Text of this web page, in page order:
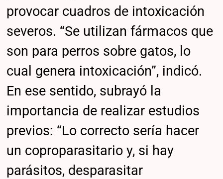
provocar cuadros de intoxicación
severos. “Se utilizan fármacos que
son para perros sobre gatos, lo
cual genera intoxicación”, indicó.
En ese sentido, subrayó la
importancia de realizar estudios
previos: “Lo correcto sería hacer
un coproparasitario y, si hay
parásitos, desparasitar